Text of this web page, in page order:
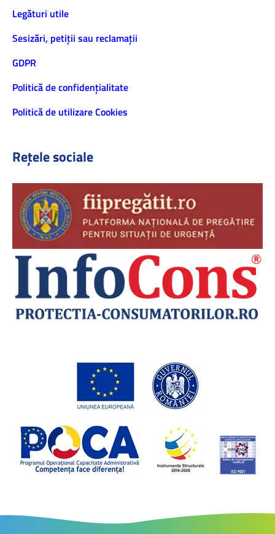
Legături utile
Sesizări, petiţii sau reclamații
GDPR
Politică de confidenţialitate
Politică de utilizare Cookies
Rețele sociale